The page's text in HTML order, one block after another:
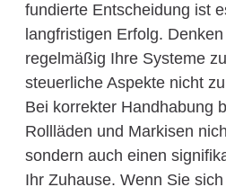
fundierte Entscheidung ist
langfristigen Erfolg.
regelmäßig Ihre Systeme
steuerliche Aspekte nicht
Bei korrekter Handhabung
Rollläden und Markisen
sondern auch einen
Ihr Zuhause. Wenn Sie